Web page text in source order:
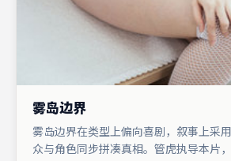
雾岛边界
雾岛边界在类型上偏向喜剧，叙事上采
众与角色同步拼凑真相。管虎执导本片